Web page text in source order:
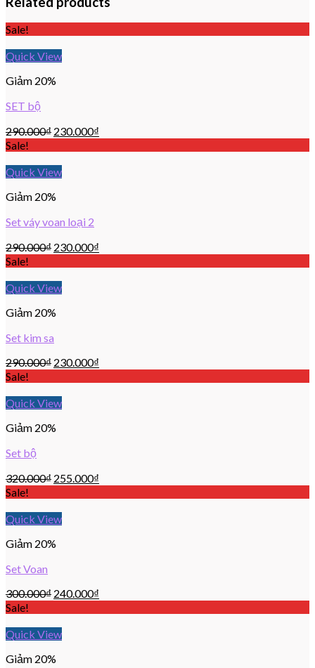
Sale!
Quick View
Giảm 20%
SET bộ
290.000₫ 230.000₫
Sale!
Quick View
Giảm 20%
Set váy voan loại 2
290.000₫ 230.000₫
Sale!
Quick View
Giảm 20%
Set kim sa
290.000₫ 230.000₫
Sale!
Quick View
Giảm 20%
Set bộ
320.000₫ 255.000₫
Sale!
Quick View
Giảm 20%
Set Voan
300.000₫ 240.000₫
Sale!
Quick View
Giảm 20%